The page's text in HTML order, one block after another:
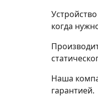
когда
Наша
гарантией.